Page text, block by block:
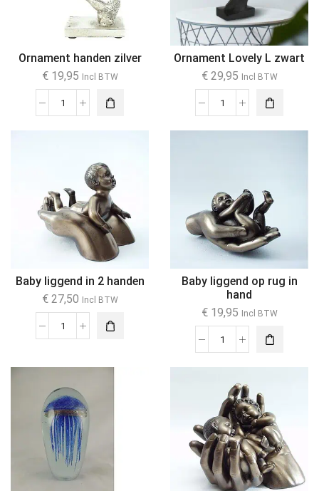
Ornament handen zilver
€19,95 Incl BTW
Ornament Lovely L zwart
€29,95 Incl BTW
Baby liggend in 2 handen
€27,50 Incl BTW
Baby liggend op rug in
hand
€19,95 Incl BTW